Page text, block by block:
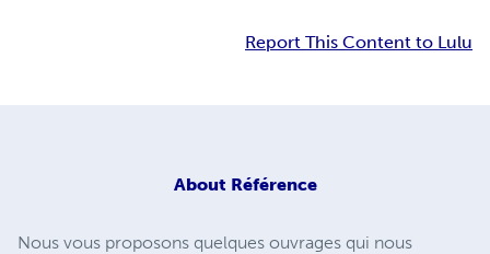
Report This Content to Lulu
About Référence
Nous vous proposons quelques ouvrages qui nous